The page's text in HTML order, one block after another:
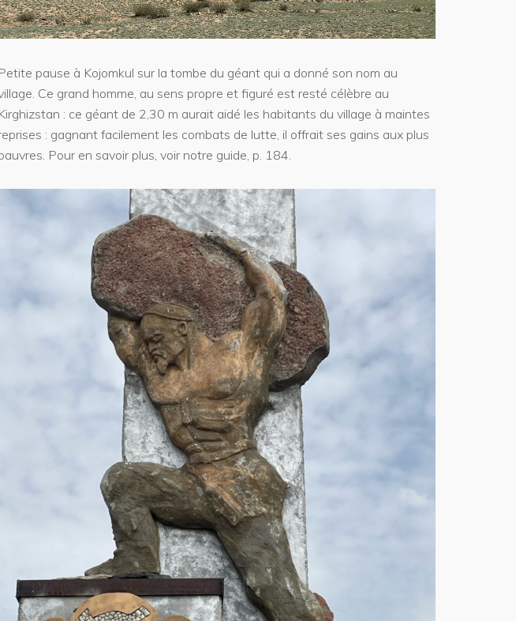
Petite pause à Kojomkul sur la tombe du géant qui a donné son nom au
Ce grand homme, au sens propre et figuré est resté célèbre au
Kirghizstan : ce géant de 2,30 m aurait aidé les habitants du village à maintes
: gagnant facilement les combats de lutte, il offrait ses gains aux plus
Pour en savoir plus, voir notre guide, p. 184.